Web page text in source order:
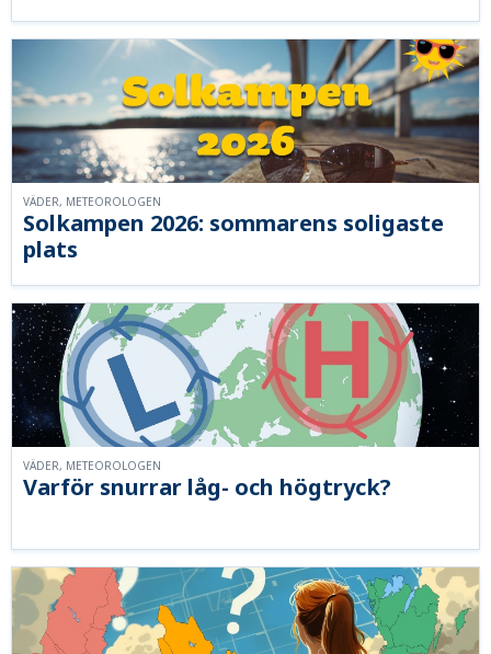
Solkampen 2026: sommarens soligaste
plats
VÄDER, METEOROLOGEN
Varför snurrar låg- och högtryck?
VÄDER, METEOROLOGEN